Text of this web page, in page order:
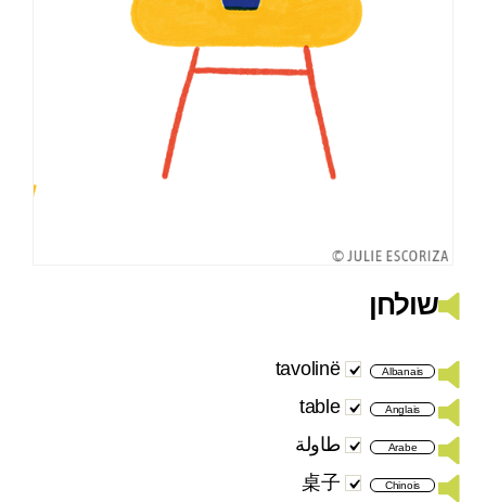
שולחן
Albanais
tavolinë
Anglais
table
Arabe طاولة
Chinois
桌子